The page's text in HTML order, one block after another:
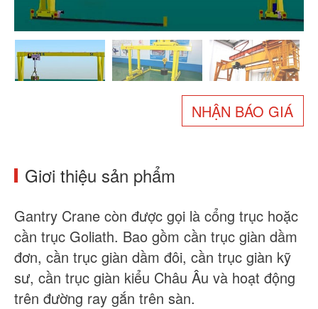
Về chúng tôi
Tin tức
NHẬN BÁO GIÁ
Giơi thiệu sản phẩm
Gantry Crane còn được gọi là cổng trục hoặc
cần trục Goliath. Bao gồm cần trục giàn dầm
đơn, cần trục giàn dầm đôi, cần trục giàn kỹ
sư, cần trục giàn kiểu Châu Âu và hoạt động
trên đường ray gắn trên sàn.